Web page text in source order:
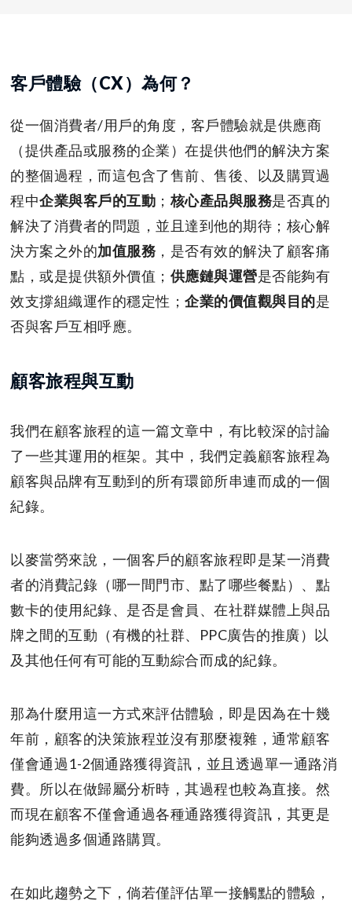
客戶體驗（CX）為何？
從一個消費者/用戶的角度，客戶體驗就是供應商
（提供產品或服務的企業）在提供他們的解決方案
的整個過程，而這包含了售前、售後、以及購買過
程中企業與客戶的互動 ；核心產品與服務是否真的
解決了消費者的問題，並且達到他的期待；核心解
決方案之外的加值服務，是否有效的解決了顧客痛
點，或是提供額外價值； 供應鏈與運營是否能夠有
效支撐組織運作的穩定性；企業的價值觀與目的是
否與客戶互相呼應。
顧客旅程與互動
我們在顧客旅程的這一篇文章中，有比較深的討論
了一些其運用的框架。其中，我們定義顧客旅程為
顧客與品牌有互動到的所有環節所串連而成的一個
紀錄。
以麥當勞來說，一個客戶的顧客旅程即是某一消費
者的消費記錄（哪一間門市、點了哪些餐點）、點
數卡的使用紀錄、是否是會員、在社群媒體上與品
牌之間的互動（有機的社群、PPC廣告的推廣）以
及其他任何有可能的互動綜合而成的紀錄。
那為什麼用這一方式來評估體驗，即是因為在十幾
年前，顧客的決策旅程並沒有那麼複雜，通常顧客
僅會通過1-2個通路獲得資訊，並且透過單一通路消
費。所以在做歸屬分析時，其過程也較為直接。然
而現在顧客不僅會通過各種通路獲得資訊，其更是
能夠透過多個通路購買。
在如此趨勢之下，倘若僅評估單一接觸點的體驗，